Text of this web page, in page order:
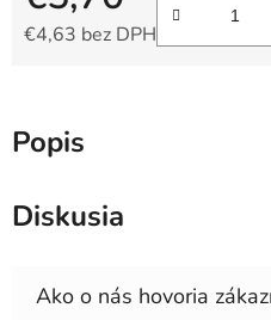
€4,63 bez DPH
Popis
Diskusia